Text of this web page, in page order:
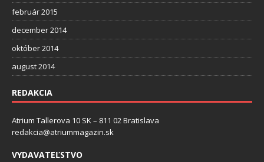
február 2015
december 2014
október 2014
august 2014
REDAKCIA
Atrium Tallerova 10 SK – 811 02 Bratislava
redakcia@atriummagazin.sk
VYDAVATEĽSTVO